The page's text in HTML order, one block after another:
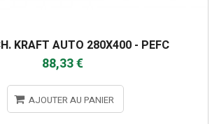
KRAFT AUTO 280X400 - PEFC
88,33 €
AJOUTER AU PANIER